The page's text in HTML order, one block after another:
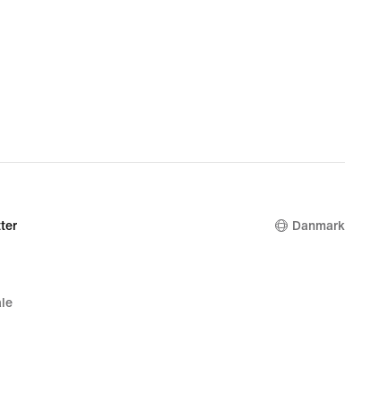
Danmark